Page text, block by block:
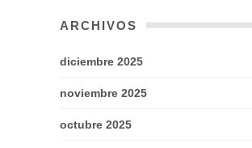
ARCHIVOS
diciembre 2025
noviembre 2025
octubre 2025